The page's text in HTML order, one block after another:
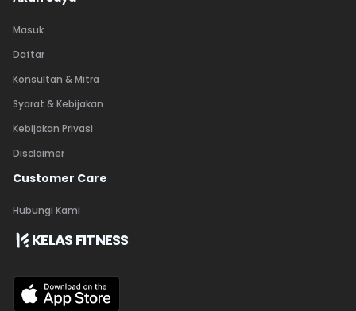
Masuk
Daftar
Konsultan & Mitra
Syarat & Kebijakan
Kebijakan Privasi
Disclaimer
Customer Care
Hubungi Kami
KELAS FITNESS